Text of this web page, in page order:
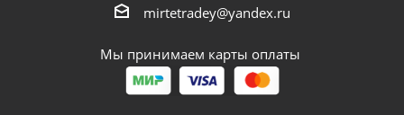
mirtetradey@yandex.ru
Мы принимаем карты оплаты